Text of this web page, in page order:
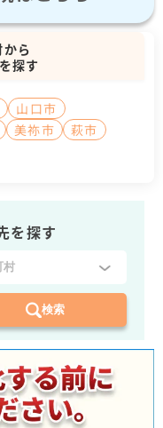
ら
探す
山口市
美祢市
萩市
を探す
検索